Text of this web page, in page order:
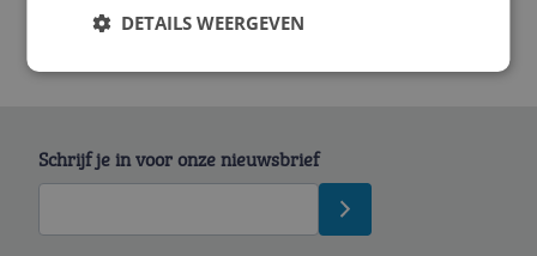
Schrijf je in voor onze nieuwsbrief
DETAILS WEERGEVEN